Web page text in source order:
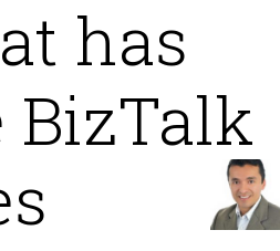
has
BizTalk